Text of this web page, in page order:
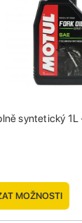
syntetický 1L
MOŽNOSTI